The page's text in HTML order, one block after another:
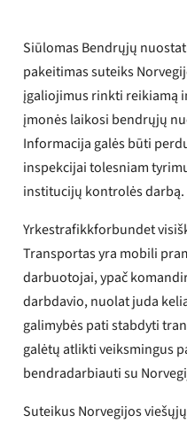
Siūlomas Bendrųjų
pakeitimas suteiks
įgaliojimus rinkti reikiamą
įmonės laikosi bendrųjų
Informacija galės būti
inspekcijai tolesniam
institucijų kontrolės darbą.
Yrkestrafikkforbundet
Transportas yra mobili
darbuotojai, ypač
darbdavio, nuolat juda
galimybės pati stabdyti
galėtų atlikti veiksmingus
bendradarbiauti su
Suteikus Norvegijos